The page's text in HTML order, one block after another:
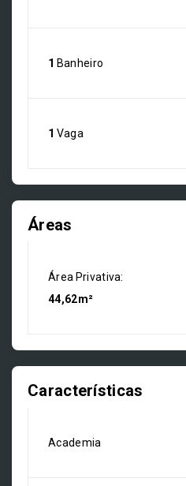
1 Banheiro
1 Vaga
Áreas
Área Privativa:
44,62m²
Características
Academia